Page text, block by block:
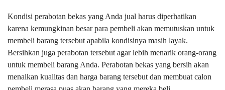
Kondisi perabotan bekas yang Anda jual harus diperhatikan
karena kemungkinan besar para pembeli akan memutuskan untuk
membeli barang tersebut apabila kondisinya masih layak.
Bersihkan juga perabotan tersebut agar lebih menarik orang-orang
untuk membeli barang Anda. Perabotan bekas yang bersih akan
menaikan kualitas dan harga barang tersebut dan membuat calon